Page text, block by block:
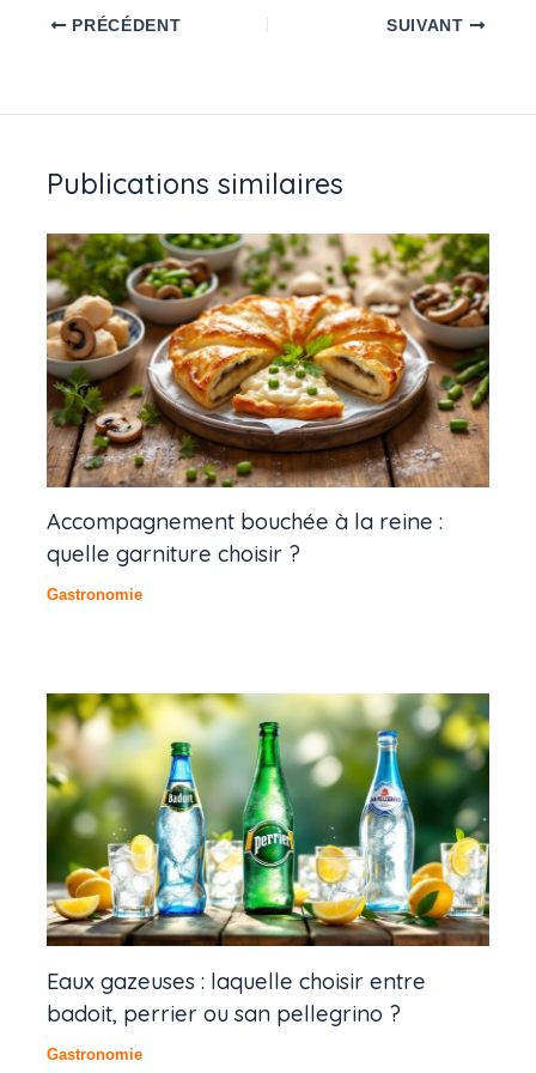
PRÉCÉDENT SUIVANT
Publications similaires
Accompagnement bouchée à la reine :
quelle garniture choisir ?
Gastronomie
Eaux gazeuses : laquelle choisir entre
badoit, perrier ou san pellegrino ?
Gastronomie